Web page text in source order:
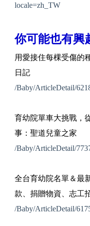
locale=zh_TW
你可能也有興
用愛接住每棵受傷的
日記
/Baby/ArticleDetail/
育幼院單車大挑戰，
事：聖道兒童之家
/Baby/ArticleDetail/
全台育幼院名單＆最
款、捐贈物資、志工
/Baby/ArticleDetail/